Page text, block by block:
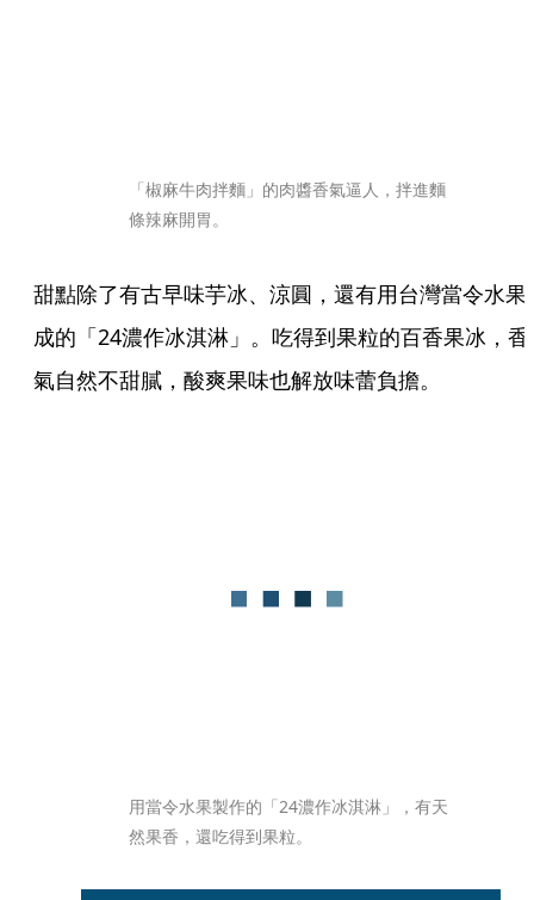
「椒麻牛肉拌麵」的肉醬香氣逼人，拌進麵
條辣麻開胃。
甜點除了有古早味芋冰、涼圓，還有用台灣當令水果
成的「24濃作冰淇淋」。吃得到果粒的百香果冰，香
氣自然不甜膩，酸爽果味也解放味蕾負擔。
用當令水果製作的「24濃作冰淇淋」，有天
然果香，還吃得到果粒。